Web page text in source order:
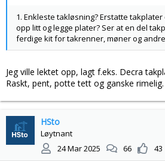
1. Enkleste takløsning? Erstatte
opp litt og legge plater? Ser at en del
ferdige kit for takrenner, møner og
Jeg ville lektet opp, lagt f.eks. Decra
Raskt, pent, potte tett og ganske rimelig.
HSto
Løytnant
24 Mar 2025
66 43